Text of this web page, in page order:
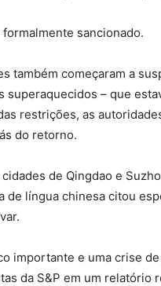
sancionado.
também começaram a
– que
restrições, as
do retorno.
de Qingdao e
de língua chinesa citou
importante e uma crise
da S&P em um relatório